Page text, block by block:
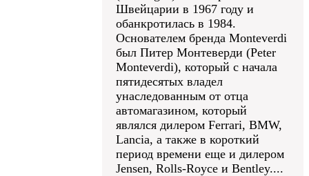
Швейцарии в 1967 году и
обанкротилась в 1984.
Основателем бренда Monteverdi
был Питер Монтеверди (Peter
Monteverdi), который с начала
пятидесятых владел
унаследованным от отца
автомагазином, который
являлся дилером Ferrari, BMW,
Lancia, а также в короткий
период времени еще и дилером
Jensen, Rolls-Royce и Bentley....